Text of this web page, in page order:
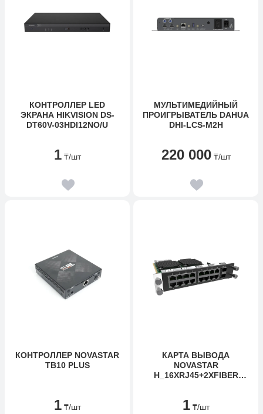
КОНТРОЛЛЕР LED
ЭКРАНА HIKVISION DS-
DT60V-03HDI12NO/U
1 ₸/шт
МУЛЬТИМЕДИЙНЫЙ
ПРОИГРЫВАТЕЛЬ DAHUA
DHI-LCS-M2H
220 000 ₸/шт
КОНТРОЛЛЕР NOVASTAR
TB10 PLUS
1 ₸/шт
КАРТА ВЫВОДА
NOVASTAR
H_16XRJ45+2XFIBER
1 ₸/шт